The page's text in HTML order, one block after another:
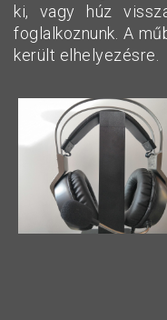
ki, vagy húz
foglalkoznunk. A
került elhelyezésre.